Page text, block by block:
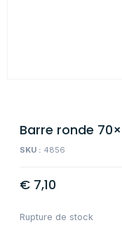
Barre ronde
SKU : 4856
€ 7,10
Rupture de stock